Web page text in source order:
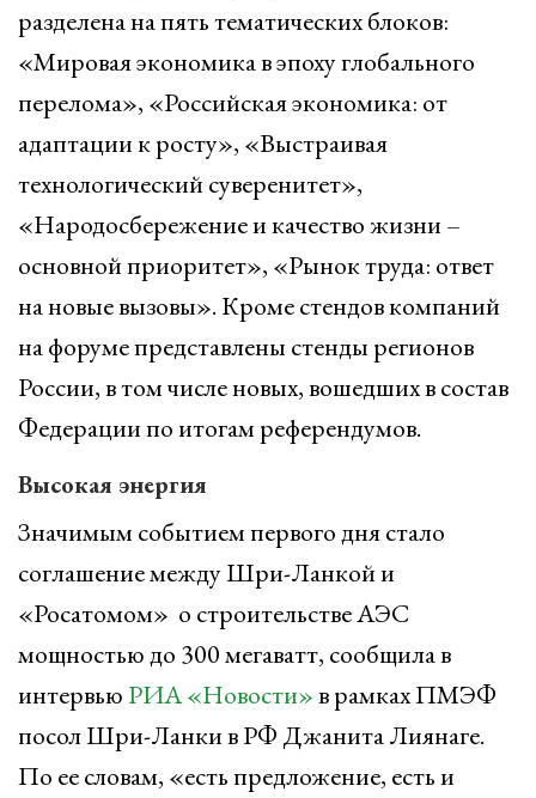
разделена на пять тематических блоков:
«Мировая экономика в эпоху глобального
перелома», «Российская экономика: от
адаптации к росту», «Выстраивая
технологический суверенитет»,
«Народосбережение и качество жизни –
основной приоритет», «Рынок труда: ответ
на новые вызовы». Кроме стендов компаний
на форуме представлены стенды регионов
России, в том числе новых, вошедших в состав
Федерации по итогам референдумов.
Высокая энергия
Значимым событием первого дня стало
соглашение между Шри-Ланкой и
«Росатомом» о строительстве АЭС
мощностью до 300 мегаватт, сообщила в
интервью РИА «Новости»в рамках ПМЭФ
посол Шри-Ланки в РФ Джанита Лиянаге.
По ее словам, «есть предложение, есть и